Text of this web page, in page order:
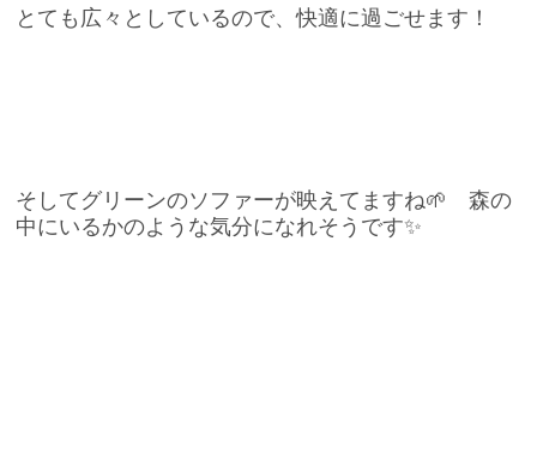
とても広々としているので、快適に過ごせます！
そしてグリーンのソファーが映えてますね🌱 森の
中にいるかのような気分になれそうです✨